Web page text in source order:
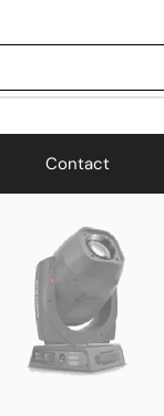
Contact